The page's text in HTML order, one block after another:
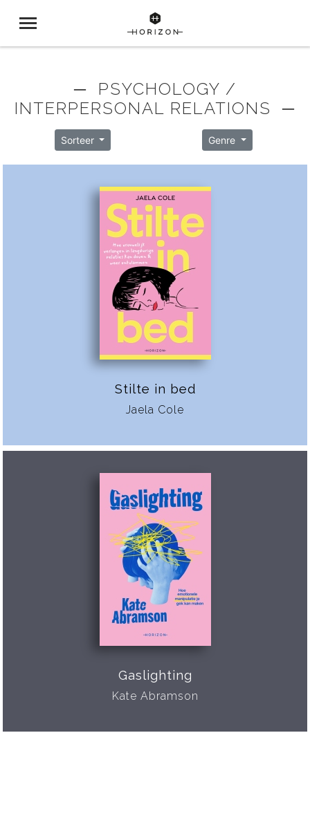
─ PSYCHOLOGY /
INTERPERSONAL RELATIONS ─
Sorteer Genre
Stilte in bed
Jaela Cole
Gaslighting
Kate Abramson